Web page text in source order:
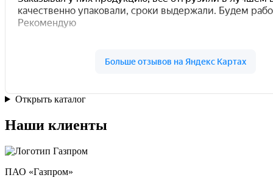
Открыть каталог
Наши клиенты
ПАО «Газпром»